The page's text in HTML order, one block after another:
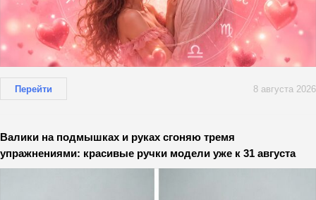
Перейти 8 августа 2026
Валики на подмышках и руках сгоняю тремя
упражнениями: красивые ручки модели уже к 31 августа